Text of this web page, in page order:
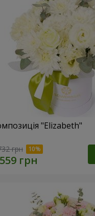
"Elizabeth"
грн